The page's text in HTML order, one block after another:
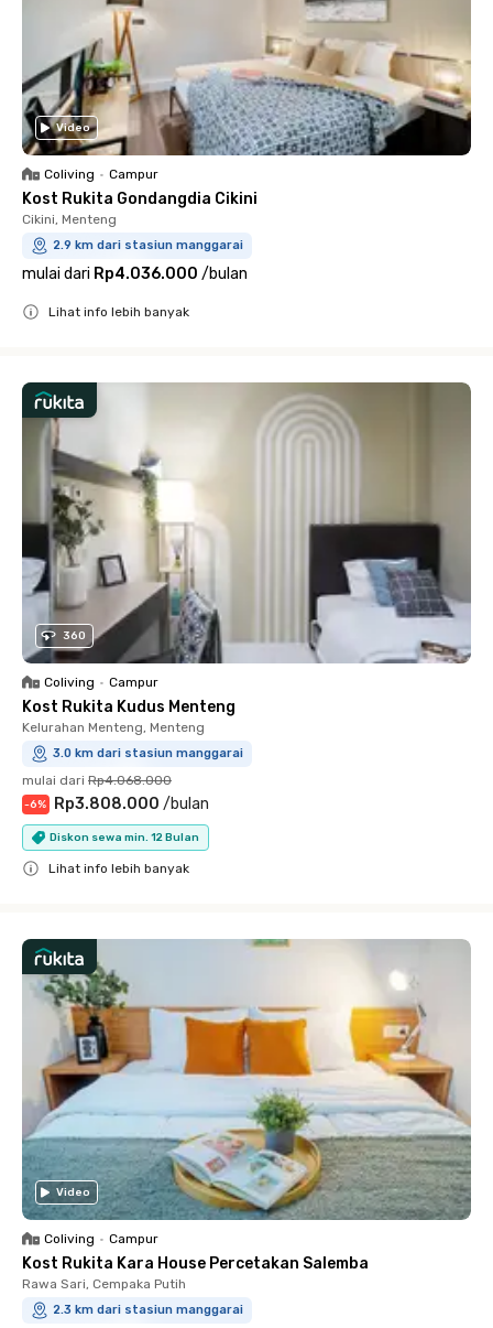
Video
Coliving • Campur
Kost Rukita Gondangdia Cikini
Cikini, Menteng
2.9 km dari stasiun manggarai
mulai dari Rp4.036.000 /bulan
Lihat info lebih banyak
360
Coliving • Campur
Kost Rukita Kudus Menteng
Kelurahan Menteng, Menteng
3.0 km dari stasiun manggarai
mulai dari Rp4.068.000
-6% Rp3.808.000 /bulan
Diskon sewa min. 12 Bulan
Lihat info lebih banyak
Video
Coliving • Campur
Kost Rukita Kara House Percetakan Salemba
Rawa Sari, Cempaka Putih
2.3 km dari stasiun manggarai